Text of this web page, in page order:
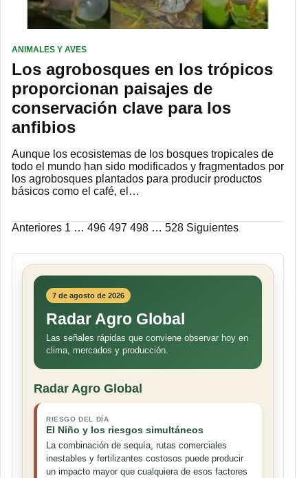
ANIMALES Y AVES
Los agrobosques en los trópicos
proporcionan paisajes de
conservación clave para los
anfibios
Aunque los ecosistemas de los bosques tropicales de
todo el mundo han sido modificados y fragmentados por
los agrobosques plantados para producir productos
básicos como el café, el…
Paginación
de
entradas
Anteriores 1 … 496 497 498 … 528 Siguientes
7 de agosto de 2026
Radar Agro Global
Las señales rápidas que conviene observar hoy en
clima, mercados y producción.
Radar Agro Global
RIESGO DEL DÍA
El Niño y los riesgos simultáneos
La combinación de sequía, rutas comerciales
inestables y fertilizantes costosos puede producir
un impacto mayor que cualquiera de esos factores